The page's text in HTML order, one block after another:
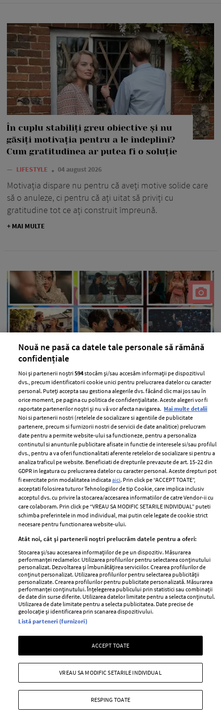
În cuplu stabiliți greu obiective și nu
găsiți motivația pentru a le îndeplini?
Cum gratitudinea ar putea fi o soluție
— LIFESTYLE 04 august 2026
Motivația dispare nu pentru că aveți motive solide care
să o anuleze, ci pentru că ați uitat să priviți cu
gratitudine tot ce ați construit împreună.
+ MAI MULTE
Filme și seriale noi de văzut în luna
august 2026 pe Netflix
LIFESTYLE 04 august 2026
În luna august ai ce să urmărești pe Netflix, așa că venim
în ajutorul tău cu o listă de filme și seriale noi pe care nu
trebuie să le ratezi.
+ MAI MULTE
MAI MULTE ARTICOLE
ABONEAZĂ-TE LA NEWSLETTER
Urmareste-ne pe:
Nouă ne pasă ca datele tale personale să rămână
confidențiale
Noi și partenerii noștri594stocăm și/sau accesăm informații pe dispozitivul
dvs., precum identificatorii cookie unici pentru prelucrarea datelor cu caracter
personal. Puteți accepta sau gestiona alegerile dvs. făcând clic mai jos sau în
orice moment, pe pagina cu politica de confidențialitate. Aceste alegeri vor fi
raportate partenerilor noștri și nu vă vor afecta navigarea. Mai multe detalii
Noi si partenerii nostri (retelele de socializare si agentiile de publicitate
partenere, precum si furnizorii nostri de servicii de date analitice) prelucram
date pentru a permite website-ului sa functioneze, pentru a personaliza
continutul si anunturile publicitare afisate in functie de interesele si/sau profilul
dvs., pentru a va oferi functionalitati aferente retelelor de socializare si pentru a
analiza traficul pe website. Beneficiati de drepturile prevazute de art. 15-22 din
GDPR in legatura cu prelucrarea datelor cu caracter personal. Aceste drepturi pot
fi exercitate prin modalitatea indicataaici. Prin click pe “ACCEPT TOATE”,
acceptati folosirea tuturor Tehnologiilor de tip Cookie, care implica inclusiv
acceptul dvs. cu privire la stocarea/accesarea informatiilor de catre Vendor-ii cu
care colaboram. Prin click pe “VREAU SA MODIFIC SETARILE INDIVIDUAL” puteti
schimba preferintele in mod individual, mai putin cele legate de cookie strict
necesare pentru functionarea website-ului.
Atât noi, cât și partenerii noștri prelucrăm datele pentru a oferi:
Stocarea și/sau accesarea informațiilor de pe un dispozitiv. Măsurarea
performanței reclamelor. Utilizarea profilurilor pentru selectarea conținutului
personalizat. Dezvoltarea și îmbunătățirea serviciilor. Crearea profilurilor de
conținut personalizat. Utilizarea profilurilor pentru selectarea publicității
personalizate. Crearea profilurilor pentru publicitate personalizată. Măsurarea
performanței conținutului. Înțelegerea publicului prin statistici sau combinații
de date din surse diferite. Utilizarea datelor limitate pentru a selecta conținutul.
Utilizarea de date limitate pentru a selecta publicitatea. Date precise de
geolocație și identificarea prin scanarea dispozitivului.
Listă parteneri (furnizori)
ACCEPT TOATE
RESPING TOATE
VREAU SA MODIFIC SETARILE INDIVIDUAL